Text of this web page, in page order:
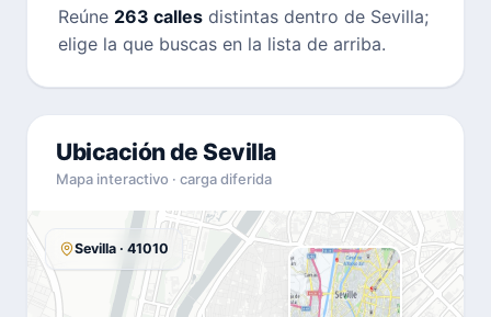
Reúne 263 calles distintas dentro de Sevilla;
elige la que buscas en la lista de arriba.
Ubicación de Sevilla
Mapa interactivo · carga diferida
Sevilla · 41010